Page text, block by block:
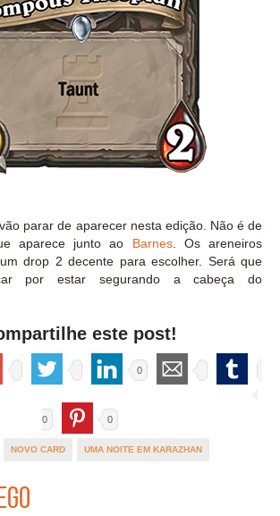
parar de aparecer nesta edição. Não é de
aparece junto ao Barnes. Os areneiros
drop 2 decente para escolher. Será que
por estar segurando a cabeça do
este post!
0
0 0
NOVO CARD UMA NOITE EM KARAZHAN